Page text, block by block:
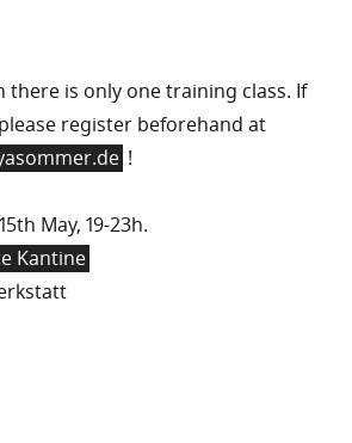
there is only one training class. If
register beforehand at
!
May, 19-23h.
Kantine